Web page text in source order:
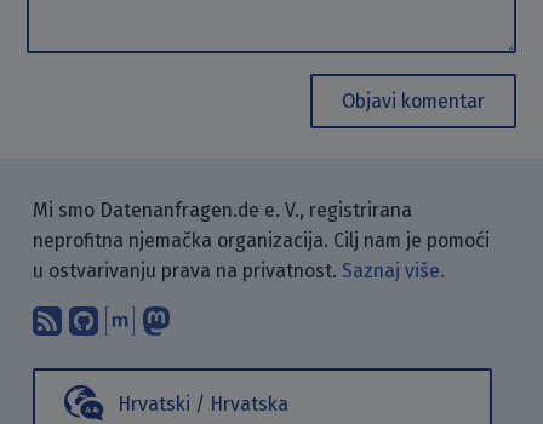
Objavi komentar
Mi smo Datenanfragen.de e. V., registrirana
neprofitna njemačka organizacija. Cilj nam je pomoći
u ostvarivanju prava na privatnost. Saznaj više.
Pretplati se na naš blog koristeći
Pronađi nas na GitHubu.
Raspravljaj s nama putem
Hrvatski / Hrvatska